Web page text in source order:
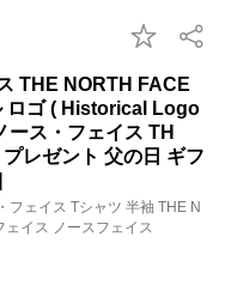
THE NORTH FACE
ロゴ ( Historical Logo
ース・フェイス TH
レゼント 父の日 ギフ
フェイス Tシャツ 半袖 THE N
イス ノースフェイス